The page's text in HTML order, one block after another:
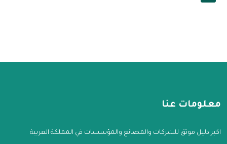
معلومات عنا
اكبر دليل موثق للشركات والمصانع والمؤسسات في المملكة العربية